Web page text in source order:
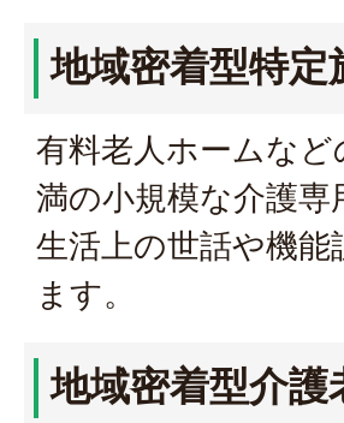
地域密着型特定
有料老人ホームな
満の小規模な介護
生活上の世話や機
ます。
地域密着型介護